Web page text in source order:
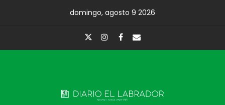
domingo, agosto 9 2026